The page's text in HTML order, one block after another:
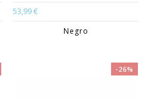
53,99 €
Negro
-26%